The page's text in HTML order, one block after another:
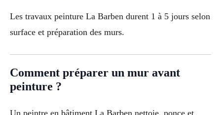
Les travaux peinture La Barben durent 1 à 5 jours selon
surface et préparation des murs.
Comment préparer un mur avant
peinture ?
Un peintre en bâtiment La Barben nettoie, ponce et